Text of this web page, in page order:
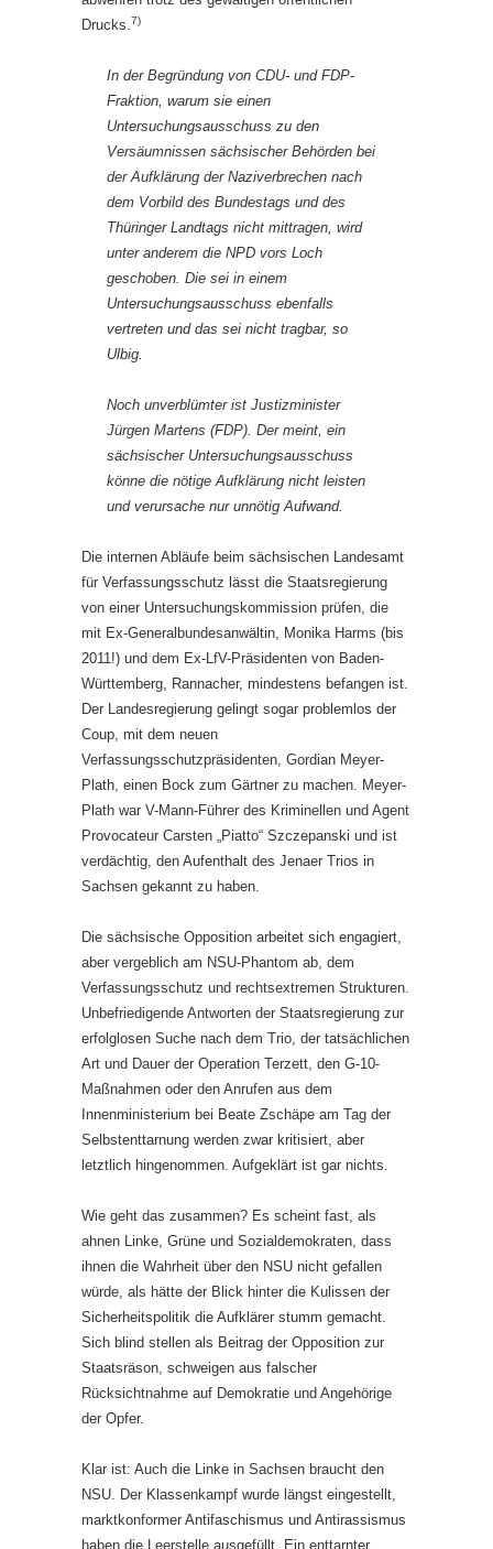
Drucks.7)
In der Begründung von CDU- und FDP-
Fraktion, warum sie einen
Untersuchungsausschuss zu den
Versäumnissen sächsischer Behörden bei
der Aufklärung der Naziverbrechen nach
dem Vorbild des Bundestags und des
Thüringer Landtags nicht mittragen, wird
unter anderem die NPD vors Loch
geschoben. Die sei in einem
Untersuchungsausschuss ebenfalls
vertreten und das sei nicht tragbar, so
Ulbig.
Noch unverblümter ist Justizminister
Jürgen Martens (FDP). Der meint, ein
sächsischer Untersuchungsausschuss
könne die nötige Aufklärung nicht leisten
und verursache nur unnötig Aufwand.
Die internen Abläufe beim sächsischen Landesamt
für Verfassungsschutz lässt die Staatsregierung
von einer Untersuchungskommission prüfen, die
mit Ex-Generalbundesanwältin, Monika Harms (bis
2011!) und dem Ex-LfV-Präsidenten von Baden-
Württemberg, Rannacher, mindestens befangen ist.
Der Landesregierung gelingt sogar problemlos der
Coup, mit dem neuen
Verfassungsschutzpräsidenten, Gordian Meyer-
Plath, einen Bock zum Gärtner zu machen. Meyer-
Plath war V-Mann-Führer des Kriminellen und Agent
Provocateur Carsten „Piatto“ Szczepanski und ist
verdächtig, den Aufenthalt des Jenaer Trios in
Sachsen gekannt zu haben.
Die sächsische Opposition arbeitet sich engagiert,
aber vergeblich am NSU-Phantom ab, dem
Verfassungsschutz und rechtsextremen Strukturen.
Unbefriedigende Antworten der Staatsregierung zur
erfolglosen Suche nach dem Trio, der tatsächlichen
Art und Dauer der Operation Terzett, den G-10-
Maßnahmen oder den Anrufen aus dem
Innenministerium bei Beate Zschäpe am Tag der
Selbstenttarnung werden zwar kritisiert, aber
letztlich hingenommen. Aufgeklärt ist gar nichts.
Wie geht das zusammen? Es scheint fast, als
ahnen Linke, Grüne und Sozialdemokraten, dass
ihnen die Wahrheit über den NSU nicht gefallen
würde, als hätte der Blick hinter die Kulissen der
Sicherheitspolitik die Aufklärer stumm gemacht.
Sich blind stellen als Beitrag der Opposition zur
Staatsräson, schweigen aus falscher
Rücksichtnahme auf Demokratie und Angehörige
der Opfer.
Klar ist: Auch die Linke in Sachsen braucht den
NSU. Der Klassenkampf wurde längst eingestellt,
marktkonformer Antifaschismus und Antirassismus
haben die Leerstelle ausgefüllt. Ein enttarnter